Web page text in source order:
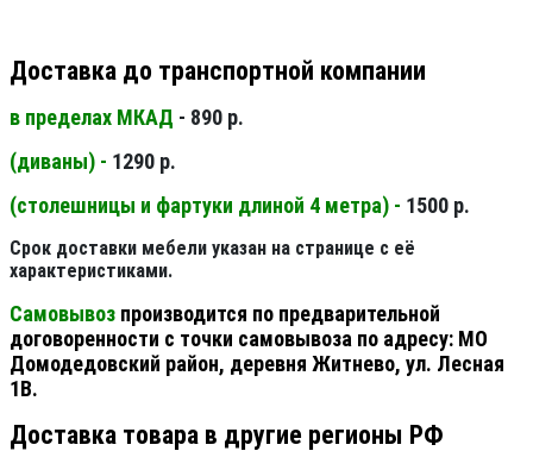
Доставка до транспортной компании
в пределах МКАД - 890 р.
(диваны) - 1290 р.
(столешницы и фартуки длиной 4 метра) - 1500 р.
Срок доставки мебели указан на странице с её
характеристиками.
Самовывоз производится по предварительной
договоренности с точки самовывоза по адресу: МО
Домодедовский район, деревня Житнево, ул. Лесная
1В.
Доставка товара в другие регионы РФ